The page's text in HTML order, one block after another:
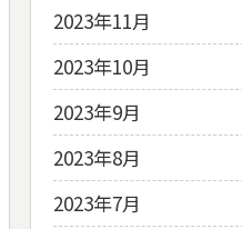
2023年11月
2023年10月
2023年9月
2023年8月
2023年7月